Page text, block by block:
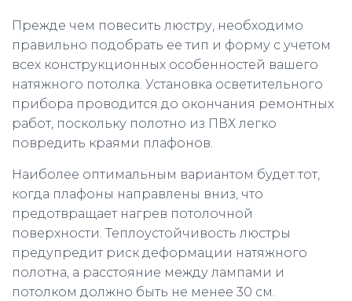
Прежде чем повесить люстру, необходимо
правильно подобрать ее тип и форму с учетом
всех конструкционных особенностей вашего
натяжного потолка. Установка осветительного
прибора проводится до окончания ремонтных
работ, поскольку полотно из ПВХ легко
повредить краями плафонов.
Наиболее оптимальным вариантом будет тот,
когда плафоны направлены вниз, что
предотвращает нагрев потолочной
поверхности. Теплоустойчивость люстры
предупредит риск деформации натяжного
полотна, а расстояние между лампами и
потолком должно быть не менее 30 см.